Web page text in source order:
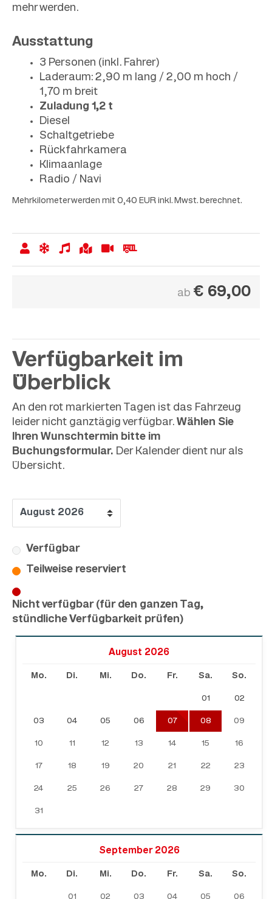
mehr werden.
Ausstattung
3 Personen (inkl. Fahrer)
Laderaum: 2,90 m lang / 2,00 m hoch /
1,70 m breit
Zuladung 1,2 t
Diesel
Schaltgetriebe
Rückfahrkamera
Klimaanlage
Radio / Navi
Mehrkilometer werden mit 0,40 EUR inkl. Mwst. berechnet.
ab € 69,00
Verfügbarkeit im
Überblick
An den rot markierten Tagen ist das Fahrzeug
leider nicht ganztägig verfügbar. Wählen Sie
Ihren Wunschtermin bitte im
Buchungsformular. Der Kalender dient nur als
Übersicht.
Verfügbar
Teilweise reserviert
Nicht verfügbar (für den ganzen Tag,
stündliche Verfügbarkeit prüfen)
August 2026
Mo. Di. Mi. Do. Fr. Sa. So.
01 02
03 04 05 06 07 08 09
10 11 12 13 14 15 16
17 18 19 20 21 22 23
24 25 26 27 28 29 30
31
September 2026
Mo. Di. Mi. Do. Fr. Sa. So.
01 02 03 04 05 06